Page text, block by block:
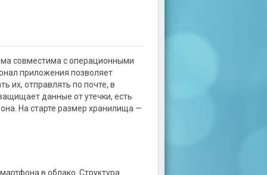
совместима с операционными
приложения позволяет
их, отправлять по почте, в
данные от утечки, есть
На старте размер хранилища —
в облако. Структура